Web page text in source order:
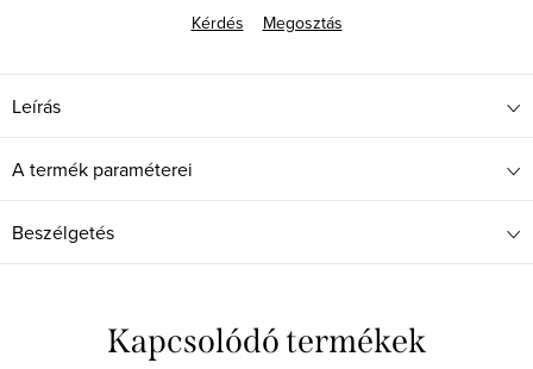
Kérdés
Megosztás
Leírás
A termék paraméterei
Beszélgetés
Kapcsolódó termékek